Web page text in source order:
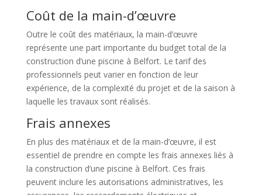
Coût de la main-d’œuvre
Outre le coût des matériaux, la main-d’œuvre
représente une part importante du budget total de la
construction d’une piscine à Belfort. Le tarif des
professionnels peut varier en fonction de leur
expérience, de la complexité du projet et de la saison à
laquelle les travaux sont réalisés.
Frais annexes
En plus des matériaux et de la main-d’œuvre, il est
essentiel de prendre en compte les frais annexes liés à
la construction d’une piscine à Belfort. Ces frais
peuvent inclure les autorisations administratives, les